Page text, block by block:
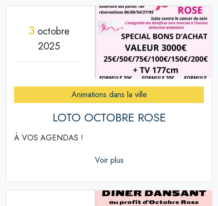
3 octobre
2025
Animations dans la ville
LOTO OCTOBRE ROSE
À VOS AGENDAS !
Voir plus